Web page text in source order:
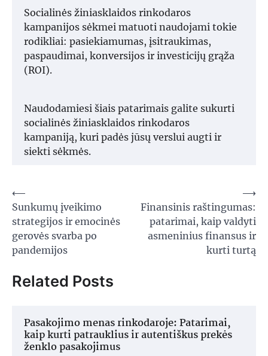
Socialinės žiniasklaidos rinkodaros
kampanijos sėkmei matuoti naudojami tokie
rodikliai: pasiekiamumas, įsitraukimas,
paspaudimai, konversijos ir investicijų grąža
(ROI).
Naudodamiesi šiais patarimais galite sukurti
socialinės žiniasklaidos rinkodaros
kampaniją, kuri padės jūsų verslui augti ir
siekti sėkmės.
Navigacija
tarp
įrašų
⟵
Sunkumų įveikimo
strategijos ir emocinės
gerovės svarba po
pandemijos
Finansinis raštingumas:
patarimai, kaip valdyti
asmeninius finansus ir
kurti turtą
⟶
Related Posts
Pasakojimo menas rinkodaroje: Patarimai,
kaip kurti patrauklius ir autentiškus prekės
ženklo pasakojimus